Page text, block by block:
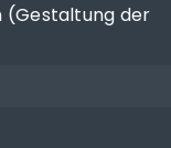
(Gestaltung der